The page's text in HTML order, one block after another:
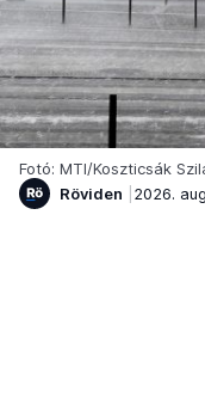
Fotó: MTI/Koszticsák
Röviden
2026.